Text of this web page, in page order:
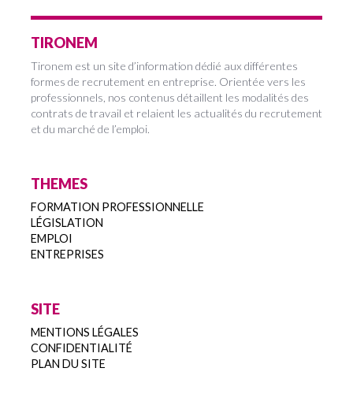
TIRONEM
Tironem est un site d’information dédié aux différentes
formes de recrutement en entreprise. Orientée vers les
professionnels, nos contenus détaillent les modalités des
contrats de travail et relaient les actualités du recrutement
et du marché de l’emploi.
THEMES
FORMATION PROFESSIONNELLE
LÉGISLATION
EMPLOI
ENTREPRISES
SITE
MENTIONS LÉGALES
CONFIDENTIALITÉ
PLAN DU SITE